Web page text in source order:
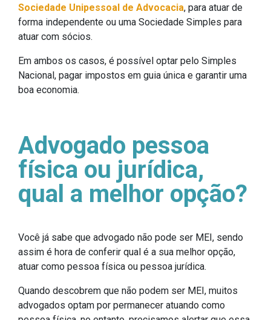
Sociedade Unipessoal de Advocacia, para atuar de
forma independente ou uma Sociedade Simples para
atuar com sócios.
Em ambos os casos, é possível optar pelo Simples
Nacional, pagar impostos em guia única e garantir uma
boa economia.
Advogado pessoa
física ou jurídica,
qual a melhor opção?
Você já sabe que advogado não pode ser MEI, sendo
assim é hora de conferir qual é a sua melhor opção,
atuar como pessoa física ou pessoa jurídica.
Quando descobrem que não podem ser MEI, muitos
advogados optam por permanecer atuando como